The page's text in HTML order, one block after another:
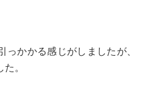
かかる感じがしましたが、
。